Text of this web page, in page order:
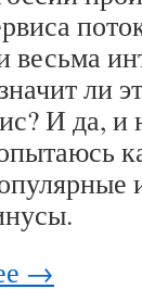
весьма
ли
И да, и
→